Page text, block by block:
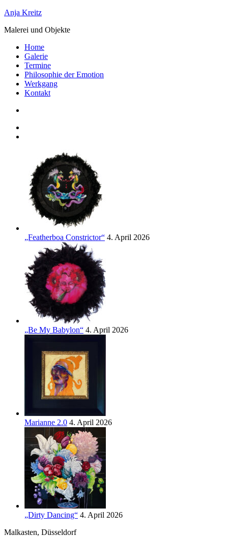
Zum
springen
Anja Kreitz
Malerei und Objekte
Home
Galerie
Termine
Philosophie der Emotion
Werkgang
Kontakt
„Featherboa Constrictor“ 4. April 2026
„Be My Babylon“ 4. April 2026
Marianne 2.0 4. April 2026
„Dirty Dancing“ 4. April 2026
Malkasten, Düsseldorf